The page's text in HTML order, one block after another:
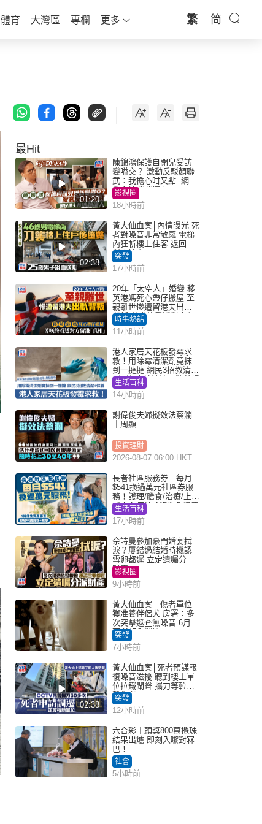
體育 大灣區 專欄 更多 繁 简
最Hit
01:20
陳錦鴻保護自閉兒受訪
變嗌交？ 激動反駁顏聯
武：我擔心咁又點 網民
批主持咄咄逼人
影視圈
18小時前
02:38
黃大仙血案│內情曝光 死
者對噪音非常敏感 電梯
內狂斬樓上住客 返回住
所墮樓亡
突發
17小時前
20年「太空人」婚變 移
英港媽死心帶仔搬屋 至
親離世慘遭留港夫出軌
背叛 苦嘆終看透對方留
港「真相」｜Juicy叮
時事熱話
11小時前
港人家居天花板發霉求
救！用除霉清潔劑竟抹
到一撻撻 網民3招教清潔
+保養 本地油漆品牌曾提
醒勿用1物防變色
生活百科
14小時前
謝偉俊夫婦擬效法蔡瀾
｜周顯
投資理財
2026-08-07 06:00 HKT
長者社區服務券｜每月
$541換過萬元社區券服
務！護理/膳食/治療/上門
或中心任揀 1條件免資產
審查（附申請資格及教
學）
生活百科
17小時前
佘詩曼參加豪門婚宴拭
淚？屢錯過結婚時機認
雪卵都遲 立定遺囑分派
財產
影視圈
9小時前
黃大仙血案｜傷者單位
獲准養伴侶犬 房署：多
次突擊巡查無噪音 6月批
死者邨內調遷
突發
7小時前
02:38
黃大仙血案│死者預謀報
復噪音滋擾 聽到樓上單
位拉鐵閘聲 攜刀等𨋢伏
擊傷者
突發
12小時前
六合彩︱頭獎800萬攪珠
結果出爐 即刻入嚟對冧
巴！
社會
5小時前